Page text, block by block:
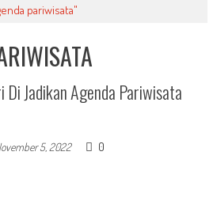
pariwisata"
Jadikan Agenda Pariwisata
5, 2022 0